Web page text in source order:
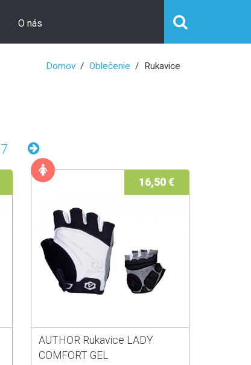
O nás
Domov Oblečenie Rukavice
7
16,50 €
AUTHOR Rukavice LADY
COMFORT GEL